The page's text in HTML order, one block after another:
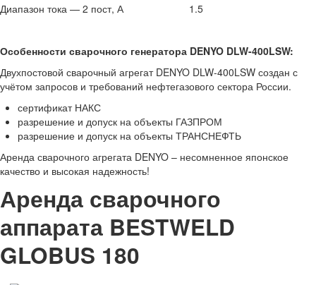
Диапазон тока — 2 пост, А 1.5
Особенности сварочного генератора DENYO DLW-400LSW:
Двухпостовой сварочный агрегат DENYO DLW-400LSW создан с
учётом запросов и требований нефтегазового сектора России.
сертификат НАКС
разрешение и допуск на объекты ГАЗПРОМ
разрешение и допуск на объекты ТРАНСНЕФТЬ
Аренда сварочного агрегата DENYO – несомненное японское
качество и высокая надежность!
Аренда сварочного
аппарата BESTWELD
GLOBUS 180